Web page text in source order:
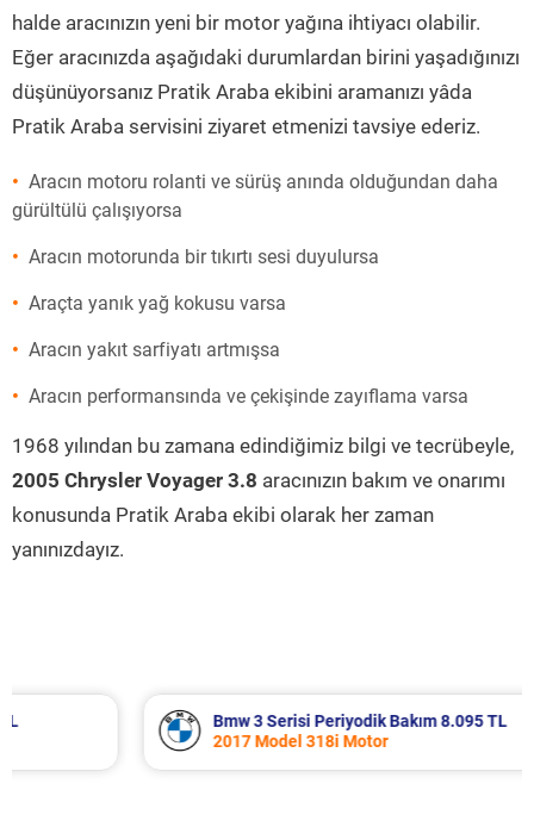
halde aracınızın yeni bir motor yağına ihtiyacı olabilir.
Eğer aracınızda aşağıdaki durumlardan birini yaşadığınızı
düşünüyorsanız Pratik Araba ekibini aramanızı yâda
Pratik Araba servisini ziyaret etmenizi tavsiye ederiz.
Aracın motoru rolanti ve sürüş anında olduğundan daha
gürültülü çalışıyorsa
Aracın motorunda bir tıkırtı sesi duyulursa
Araçta yanık yağ kokusu varsa
Aracın yakıt sarfiyatı artmışsa
Aracın performansında ve çekişinde zayıflama varsa
1968 yılından bu zamana edindiğimiz bilgi ve tecrübeyle,
2005 Chrysler Voyager 3.8 aracınızın bakım ve onarımı
konusunda Pratik Araba ekibi olarak her zaman
yanınızdayız.
Bmw 3 Serisi Periyodik Bakım 8.095 TL
2017 Model 318i Motor